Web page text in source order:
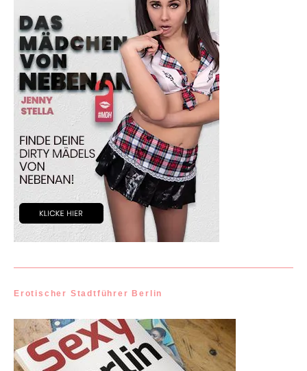
Erotischer Stadtführer Berlin